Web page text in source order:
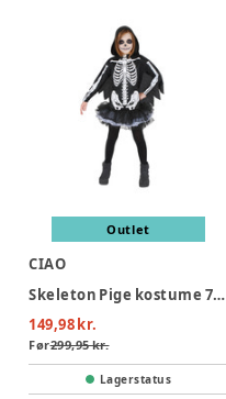
Outlet
CIAO
Skeleton Pige kostume 7-10 år
149,98 kr.
Før299,95 kr.
Lagerstatus